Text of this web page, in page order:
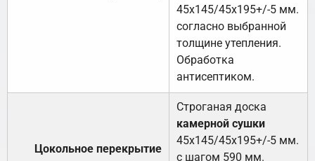
45х145/45х195+/-5 мм.
согласно выбранной
толщине утепления.
Обработка
антисептиком.
Цокольное перекрытие
Строганая доска
камерной сушки
45х145/45х195+/-5 мм.
с шагом 590 мм.